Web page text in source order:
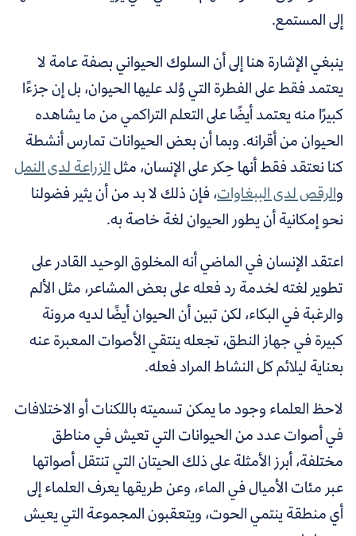
إلى المستمع.
ينبغي الإشارة هنا إلى أن السلوك الحيواني بصفة عامة لا
يعتمد فقط على الفطرة التي وُلد عليها الحيوان، بل إن جزءًا
كبيرًا منه يعتمد أيضًا على التعلم التراكمي من ما يشاهده
الحيوان من أقرانه. وبما أن بعض الحيوانات تمارس أنشطة
كنا نعتقد فقط أنها حِكر على الإنسان، مثلالزراعة لدى النمل
والرقص لدى الببغاوات، فإن ذلك لا بد من أن يثير فضولنا
نحو إمكانية أن يطور الحيوان لغة خاصة به.
اعتقد الإنسان في الماضي أنه المخلوق الوحيد القادر على
تطوير لغته لخدمة رد فعله على بعض المشاعر، مثل الألم
والرغبة في البكاء، لكن تبين أن الحيوان أيضًا لديه مرونة
كبيرة في جهاز النطق، تجعله ينتقي الأصوات المعبرة عنه
بعناية ليلائم كل النشاط المراد فعله.
لاحظ العلماء وجود ما يمكن تسميته باللكنات أو الاختلافات
في أصوات عدد من الحيوانات التي تعيش في مناطق
مختلفة، أبرز الأمثلة على ذلك الحيتان التي تنتقل أصواتها
عبر مئات الأميال في الماء، وعن طريقها يعرف العلماء إلى
أي منطقة ينتمي الحوت، ويتعقبون المجموعة التي يعيش